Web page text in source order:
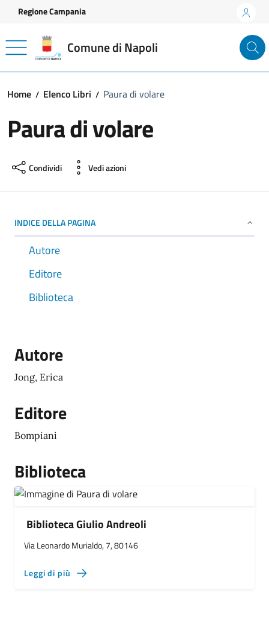
Vai ai contenuti
Vai al footer
Regione Campania
Comune di Napoli
Home Elenco Libri Paura di volare
Paura di volare
Condividi Vedi azioni
INDICE DELLA PAGINA
Autore
Editore
Biblioteca
Autore
Jong, Erica
Editore
Bompiani
Biblioteca
Biblioteca Giulio Andreoli
Via Leonardo Murialdo, 7, 80146
Leggi di più